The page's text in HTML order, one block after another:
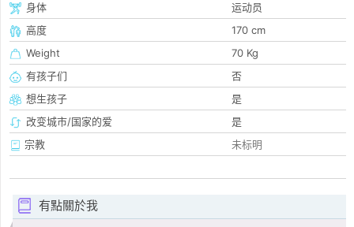
身体
运动员
高度
170 cm
Weight
70 Kg
有孩子们
否
想生孩子
是
改变城市/国家的爱
是
宗教
未标明
有點關於我